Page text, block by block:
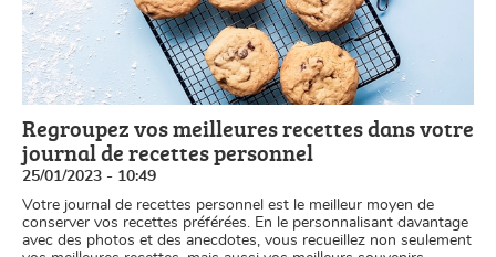
Regroupez vos meilleures recettes dans votre
journal de recettes personnel
25/01/2023 - 10:49
Votre journal de recettes personnel est le meilleur moyen de
conserver vos recettes préférées. En le personnalisant davantage
avec des photos et des anecdotes, vous recueillez non seulement